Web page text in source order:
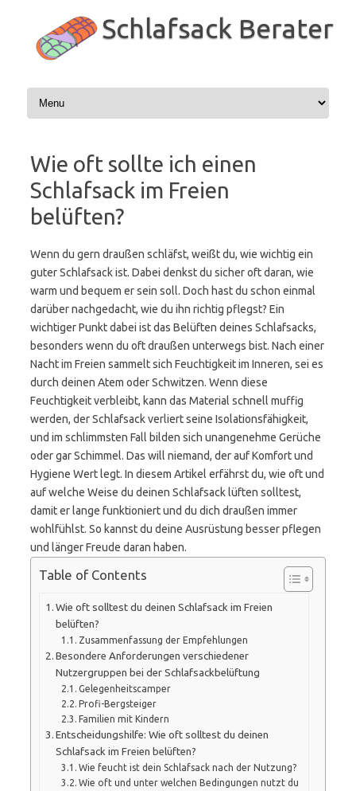
springen
Schlafsack Berater
Wie oft sollte ich einen
Schlafsack im Freien
belüften?
Wenn du gern draußen schläfst, weißt du, wie wichtig ein
guter Schlafsack ist. Dabei denkst du sicher oft daran, wie
warm und bequem er sein soll. Doch hast du schon einmal
darüber nachgedacht, wie du ihn richtig pflegst? Ein
wichtiger Punkt dabei ist das Belüften deines Schlafsacks,
besonders wenn du oft draußen unterwegs bist. Nach einer
Nacht im Freien sammelt sich Feuchtigkeit im Inneren, sei es
durch deinen Atem oder Schwitzen. Wenn diese
Feuchtigkeit verbleibt, kann das Material schnell muffig
werden, der Schlafsack verliert seine Isolationsfähigkeit,
und im schlimmsten Fall bilden sich unangenehme Gerüche
oder gar Schimmel. Das will niemand, der auf Komfort und
Hygiene Wert legt. In diesem Artikel erfährst du, wie oft und
auf welche Weise du deinen Schlafsack lüften solltest,
damit er lange funktioniert und du dich draußen immer
wohlfühlst. So kannst du deine Ausrüstung besser pflegen
und länger Freude daran haben.
Table of Contents
Wie oft solltest du deinen Schlafsack im Freien
belüften?
Zusammenfassung der Empfehlungen
Besondere Anforderungen verschiedener
Nutzergruppen bei der Schlafsackbelüftung
Gelegenheitscamper
Profi-Bergsteiger
Familien mit Kindern
Entscheidungshilfe: Wie oft solltest du deinen
Schlafsack im Freien belüften?
Wie feucht ist dein Schlafsack nach der Nutzung?
Wie oft und unter welchen Bedingungen nutzt du